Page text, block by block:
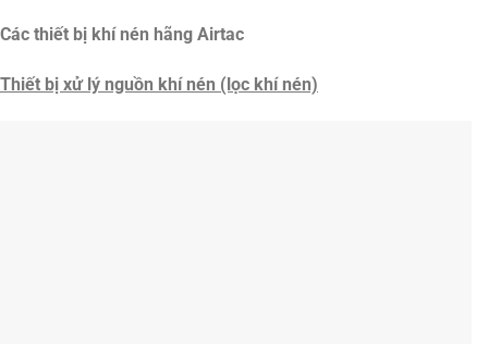
Các thiết bị khí nén hãng Airtac
Thiết bị xử lý nguồn khí nén (lọc khí nén)